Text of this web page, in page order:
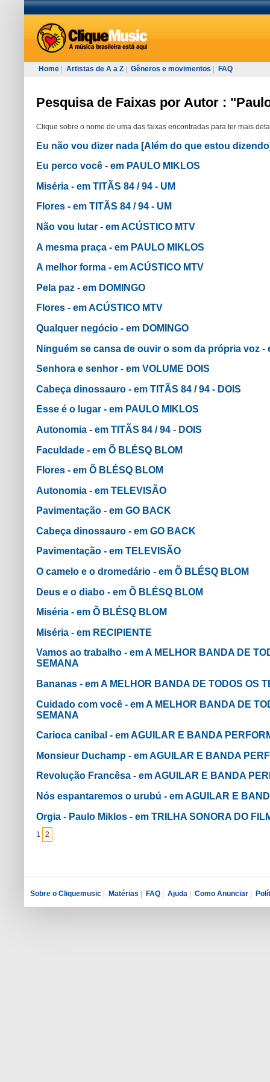
Home Artistas de A a Z Gêneros e movimentos FAQ
Pesquisa de Faixas por Autor :
Clique sobre o nome de uma das faixas encontradas para ter mais
Eu não vou dizer nada [Além do que estou
Eu perco você - em PAULO MIKLOS
Miséria - em TITÃS 84 / 94 - UM
Flores - em TITÃS 84 / 94 - UM
Não vou lutar - em ACÚSTICO MTV
A mesma praça - em PAULO MIKLOS
A melhor forma - em ACÚSTICO MTV
Pela paz - em DOMINGO
Flores - em ACÚSTICO MTV
Qualquer negócio - em DOMINGO
Ninguém se cansa de ouvir o som da própria voz -
Senhora e senhor - em VOLUME DOIS
Cabeça dinossauro - em TITÃS 84 / 94 - DOIS
Esse é o lugar - em PAULO MIKLOS
Autonomia - em TITÃS 84 / 94 - DOIS
Faculdade - em Õ BLÉSQ BLOM
Flores - em Õ BLÉSQ BLOM
Autonomia - em TELEVISÃO
Pavimentação - em GO BACK
Cabeça dinossauro - em GO BACK
Pavimentação - em TELEVISÃO
O camelo e o dromedário - em Õ BLÉSQ BLOM
Deus e o diabo - em Õ BLÉSQ BLOM
Miséria - em Õ BLÉSQ BLOM
Miséria - em RECIPIENTE
Vamos ao trabalho - em A MELHOR BANDA DE
SEMANA
Bananas - em A MELHOR BANDA DE TODOS OS
Cuidado com você - em A MELHOR BANDA DE
SEMANA
Carioca canibal - em AGUILAR E BANDA
Monsieur Duchamp - em AGUILAR E BANDA
Revolução Francêsa - em AGUILAR E BANDA
Nós espantaremos o urubú - em AGUILAR E
Orgia - Paulo Miklos - em TRILHA SONORA DO
1 2
Sobre o Cliquemusic | Matérias | FAQ | Ajuda | Como Anunciar |